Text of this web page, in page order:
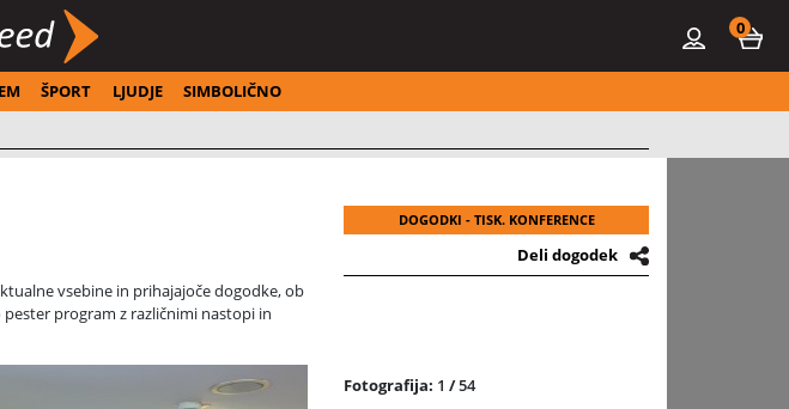
0
ŠPORT LJUDJE SIMBOLIČNO
vsebine in prihajajoče dogodke, ob
program z različnimi nastopi in
DOGODKI - TISK. KONFERENCE
Deli dogodek
Fotografija: 1 /54